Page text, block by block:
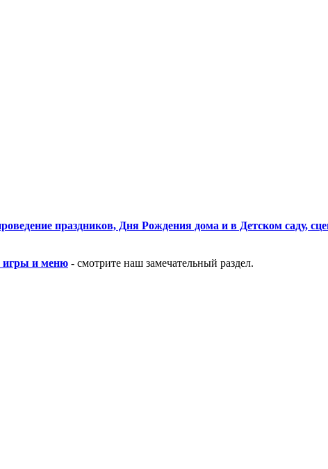
праздников, Дня Рождения дома и в Детском саду,
игры и меню - смотрите наш замечательный раздел.